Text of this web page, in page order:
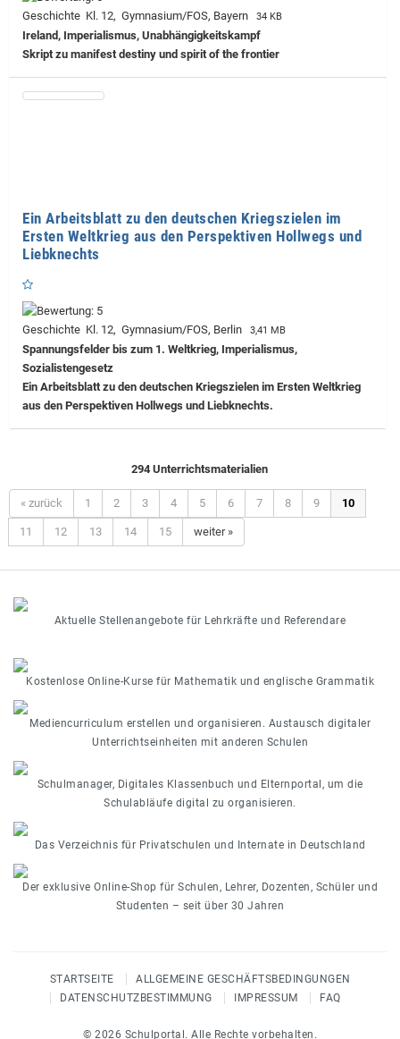
Geschichte Kl. 12, Gymnasium/FOS, Bayern 34 KB
Ireland, Imperialismus, Unabhängigkeitskampf
Skript zu manifest destiny und spirit of the frontier
Ein Arbeitsblatt zu den deutschen Kriegszielen im
Ersten Weltkrieg aus den Perspektiven Hollwegs und
Liebknechts
Geschichte Kl. 12, Gymnasium/FOS, Berlin 3,41 MB
Spannungsfelder bis zum 1. Weltkrieg, Imperialismus,
Sozialistengesetz
Ein Arbeitsblatt zu den deutschen Kriegszielen im Ersten Weltkrieg
aus den Perspektiven Hollwegs und Liebknechts.
294 Unterrichtsmaterialien
« zurück 1 2 3 4 5 6 7 8 9 10
11 12 13 14 15 weiter »
Aktuelle Stellenangebote für Lehrkräfte und Referendare
Kostenlose Online-Kurse für Mathematik und englische Grammatik
Mediencurriculum erstellen und organisieren. Austausch digitaler
Unterrichtseinheiten mit anderen Schulen
Schulmanager, Digitales Klassenbuch und Elternportal, um die
Schulabläufe digital zu organisieren.
Das Verzeichnis für Privatschulen und Internate in Deutschland
Der exklusive Online-Shop für Schulen, Lehrer, Dozenten, Schüler und
Studenten – seit über 30 Jahren
STARTSEITE
ALLGEMEINE GESCHÄFTSBEDINGUNGEN
DATENSCHUTZBESTIMMUNG
IMPRESSUM FAQ
© 2026 Schulportal. Alle Rechte vorbehalten.